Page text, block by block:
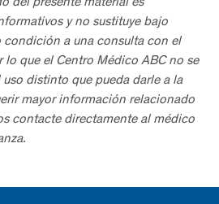
y no sustituye bajo
a una consulta con el
que el Centro Médico ABC no se
distinto que pueda darle a la
mayor información relacionado
contacte directamente al médico